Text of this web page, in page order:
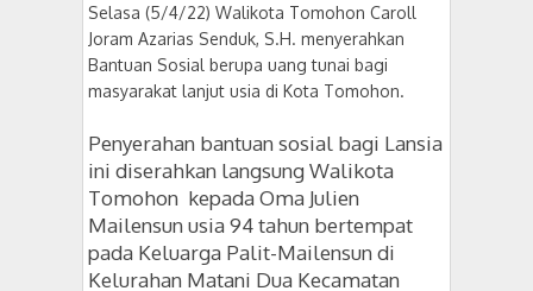
Selasa (5/4/22) Walikota Tomohon Caroll
Joram Azarias Senduk, S.H. menyerahkan
Bantuan Sosial berupa uang tunai bagi
masyarakat lanjut usia di Kota Tomohon.
Penyerahan bantuan sosial bagi Lansia
ini diserahkan langsung Walikota
Tomohon kepada Oma Julien
Mailensun usia 94 tahun bertempat
pada Keluarga Palit-Mailensun di
Kelurahan Matani Dua Kecamatan